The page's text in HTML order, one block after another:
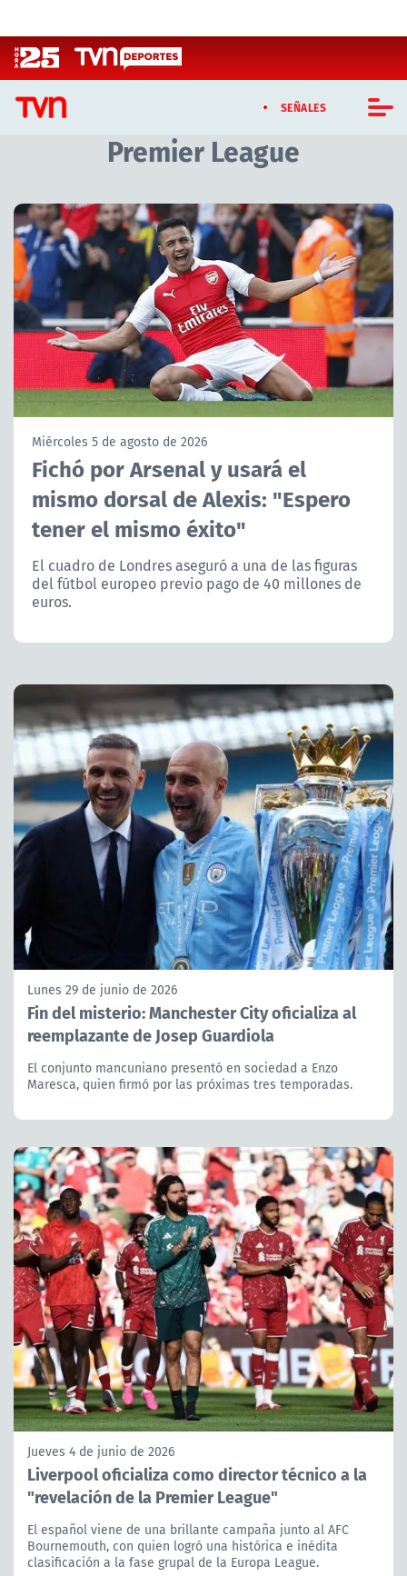
SEÑALES
CASTING MASTERCHEF CHILE
CASTING TVN VERTICAL
TVN VERTICAL
TVN PLAY
PROGRAMAS
TELESERIES
ACTUALIDAD Y TENDENCIAS
CORPORATIVO Y TRANSPARENCIA
CANAL DE DENUNCIAS
Premier League
Artículos relacionados con Premier League
Miércoles 5 de agosto de 2026
Fichó por Arsenal y usará el
mismo dorsal de Alexis: "Espero
tener el mismo éxito"
El cuadro de Londres aseguró a una de las figuras
del fútbol europeo previo pago de 40 millones de
euros.
Lunes 29 de junio de 2026
Fin del misterio: Manchester City oficializa al
reemplazante de Josep Guardiola
El conjunto mancuniano presentó en sociedad a Enzo
Maresca, quien firmó por las próximas tres temporadas.
Jueves 4 de junio de 2026
Liverpool oficializa como director técnico a la
"revelación de la Premier League"
El español viene de una brillante campaña junto al AFC
Bournemouth, con quien logró una histórica e inédita
clasificación a la fase grupal de la Europa League.